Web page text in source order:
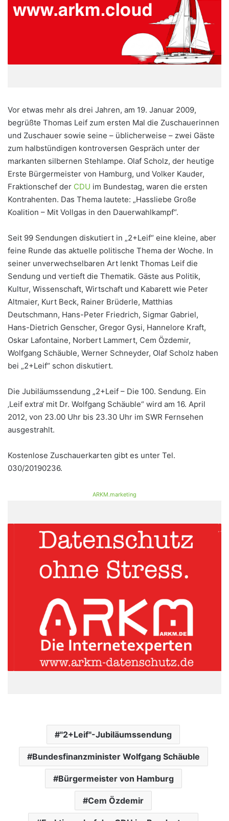
Vor etwas mehr als drei Jahren, am 19. Januar 2009,
begrüßte Thomas Leif zum ersten Mal die Zuschauerinnen
und Zuschauer sowie seine – üblicherweise – zwei Gäste
zum halbstündigen kontroversen Gespräch unter der
markanten silbernen Stehlampe. Olaf Scholz, der heutige
Erste Bürgermeister von Hamburg, und Volker Kauder,
Fraktionschef der CDU im Bundestag, waren die ersten
Kontrahenten. Das Thema lautete: „Hassliebe Große
Koalition – Mit Vollgas in den Dauerwahlkampf“.
Seit 99 Sendungen diskutiert in „2+Leif“ eine kleine, aber
feine Runde das aktuelle politische Thema der Woche. In
seiner unverwechselbaren Art lenkt Thomas Leif die
Sendung und vertieft die Thematik. Gäste aus Politik,
Kultur, Wissenschaft, Wirtschaft und Kabarett wie Peter
Altmaier, Kurt Beck, Rainer Brüderle, Matthias
Deutschmann, Hans-Peter Friedrich, Sigmar Gabriel,
Hans-Dietrich Genscher, Gregor Gysi, Hannelore Kraft,
Oskar Lafontaine, Norbert Lammert, Cem Özdemir,
Wolfgang Schäuble, Werner Schneyder, Olaf Scholz haben
bei „2+Leif“ schon diskutiert.
Die Jubiläumssendung „2+Leif – Die 100. Sendung. Ein
‚Leif extra‘ mit Dr. Wolfgang Schäuble“ wird am 16. April
2012, von 23.00 Uhr bis 23.30 Uhr im SWR Fernsehen
ausgestrahlt.
Kostenlose Zuschauerkarten gibt es unter Tel.
030/20190236.
ARKM.marketing
"2+Leif"-Jubiläumssendung
Bundesfinanzminister Wolfgang Schäuble
Bürgermeister von Hamburg
Cem Özdemir